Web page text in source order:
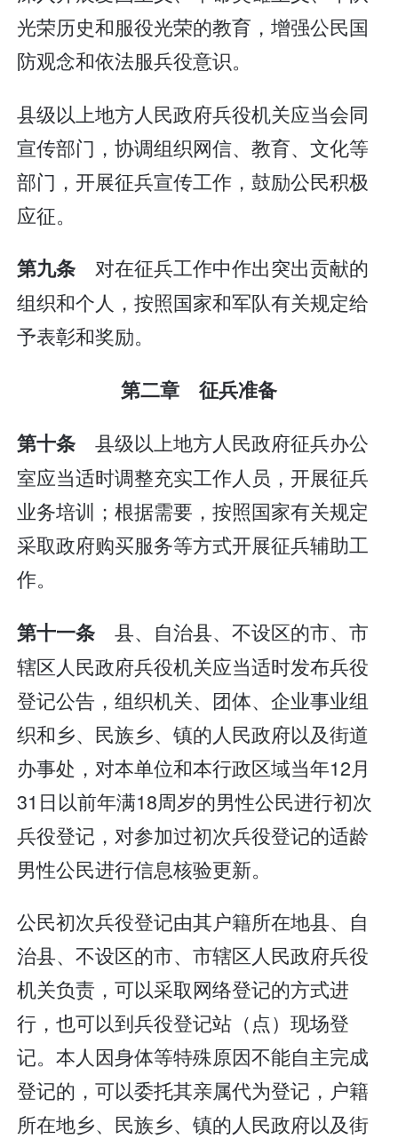
光荣历史和服役光荣的教育，增强公民国
防观念和依法服兵役意识。
县级以上地方人民政府兵役机关应当会同
宣传部门，协调组织网信、教育、文化等
部门，开展征兵宣传工作，鼓励公民积极
应征。
第九条 对在征兵工作中作出突出贡献的
组织和个人，按照国家和军队有关规定给
予表彰和奖励。
第二章 征兵准备
第十条 县级以上地方人民政府征兵办公
室应当适时调整充实工作人员，开展征兵
业务培训；根据需要，按照国家有关规定
采取政府购买服务等方式开展征兵辅助工
作。
第十一条 县、自治县、不设区的市、市
辖区人民政府兵役机关应当适时发布兵役
登记公告，组织机关、团体、企业事业组
织和乡、民族乡、镇的人民政府以及街道
办事处，对本单位和本行政区域当年12月
31日以前年满18周岁的男性公民进行初次
兵役登记，对参加过初次兵役登记的适龄
男性公民进行信息核验更新。
公民初次兵役登记由其户籍所在地县、自
治县、不设区的市、市辖区人民政府兵役
机关负责，可以采取网络登记的方式进
行，也可以到兵役登记站（点）现场登
记。本人因身体等特殊原因不能自主完成
登记的，可以委托其亲属代为登记，户籍
所在地乡、民族乡、镇的人民政府以及街